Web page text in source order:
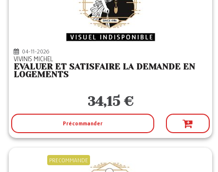
04-11-2026
VIVINIS MICHEL
EVALUER ET SATISFAIRE LA DEMANDE EN
LOGEMENTS
34,15 €
Précommander
PRECOMMANDE